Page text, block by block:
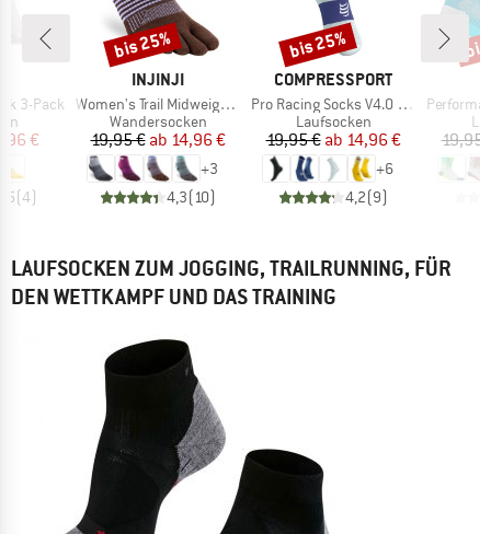
3-Pack
Preis
€
(4)
MARKE
INJINJI
Artikel
Women's Trail Midweight Mini Crew
Produktgruppe
Wandersocken
Preis
19,95 € reduzierter Preis
ab 14,96 €
+3
4,3( 10)
Rabatt
bis 25%
MARKE
COMPRESSPORT
Artikel
Pro Racing Socks V4.0 Run High
Produktgruppe
Laufsocken
Preis
19,95 € reduzierter Preis
ab 14,96 €
+6
4,2(9)
Rabatt
bis 25%
Artikel
19,95
LAUFSOCKEN ZUM JOGGING, TRAILRUNNING, FÜR
DEN WETTKAMPF UND DAS TRAINING